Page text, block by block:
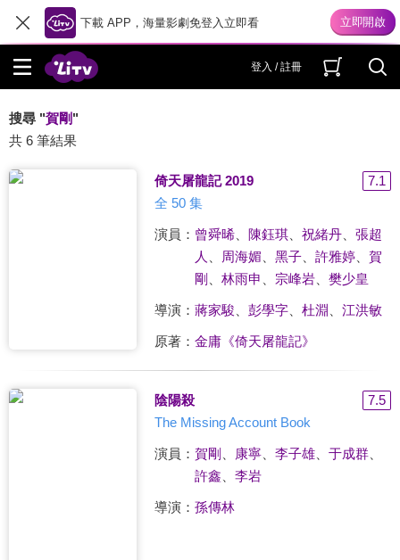
下載 APP，海量影劇免登入立即看
登入 / 註冊
搜尋 "賀剛"
共 6 筆結果
倚天屠龍記 2019
7.1
全 50 集
演員： 曾舜晞、 陳鈺琪、 祝緒丹、 張超
人
周海媚 黑子、 許雅婷、 賀
剛
林雨申 宗峰岩、 樊少皇
導演： 蔣家駿 彭學字、 杜淵 江洪敏
原著： 金庸《倚天屠龍記》
陰陽殺
7.5
The Missing Account Book
演員： 賀剛 康寧、 李子雄、 于成群、
許鑫
李岩
導演： 孫傳林